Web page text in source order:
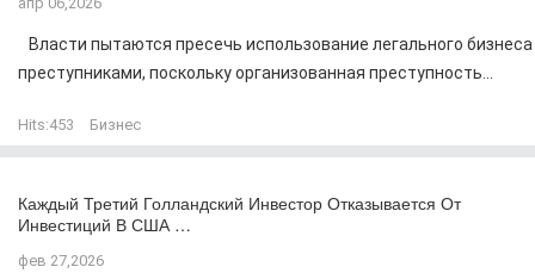
Власти пытаются пресечь использование легального бизнеса
преступниками, поскольку организованная преступность...
Hits:453 Бизнес
Каждый Третий Голландский Инвестор Отказывается От
Инвестиций В США …
фев 27,2026